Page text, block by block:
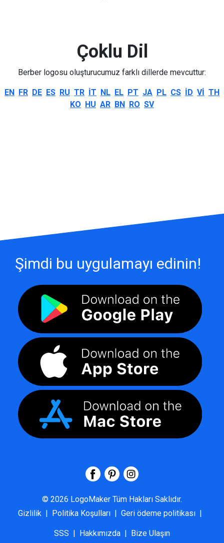
Çoklu Dil
Berber logosu oluşturucumuz farklı dillerde mevcuttur:
EN FR DE ES RU TR IT NL EL PT JA PL CS ID VI TH
KO HU AR BN RO SV
Şimdi bu uygulamayı edinin!
© 2026 LogoMaker Tüm Hakları Saklıdır.
Gizlilik | Politika Koşulları | Geri ödeme politikası |
SSS | Hakkımızda | Bize Ulaşın